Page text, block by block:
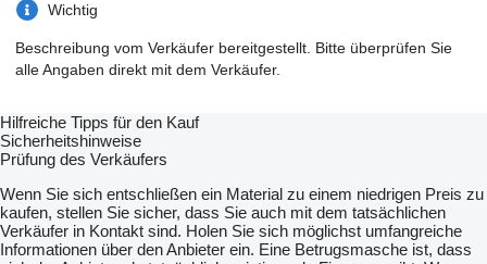
Wichtig
Beschreibung vom Verkäufer bereitgestellt. Bitte überprüfen Sie
alle Angaben direkt mit dem Verkäufer.
Hilfreiche Tipps für den Kauf
Sicherheitshinweise
Prüfung des Verkäufers
Wenn Sie sich entschließen ein Material zu einem niedrigen Preis zu
kaufen, stellen Sie sicher, dass Sie auch mit dem tatsächlichen
Verkäufer in Kontakt sind. Holen Sie sich möglichst umfangreiche
Informationen über den Anbieter ein. Eine Betrugsmasche ist, dass